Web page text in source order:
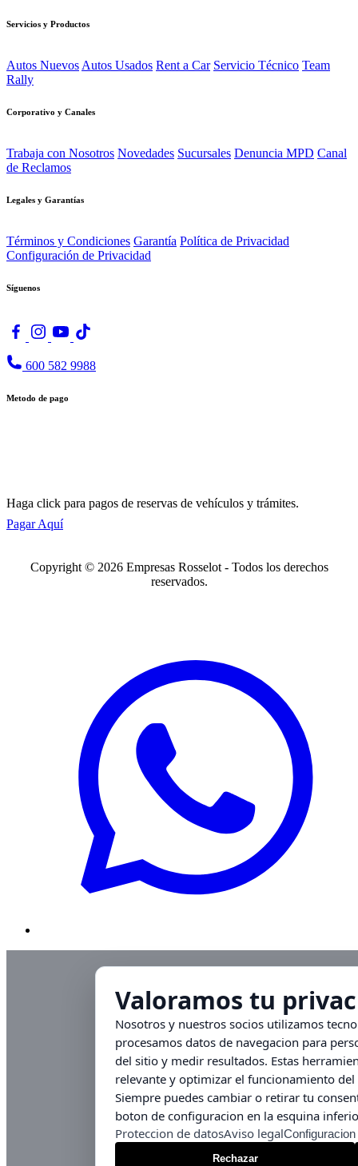
Servicios y Productos
Autos Nuevos Autos Usados Rent a Car Servicio Técnico Team
Rally
Corporativo y Canales
Trabaja con Nosotros Novedades Sucursales Denuncia MPD Canal
de Reclamos
Legales y Garantías
Términos y Condiciones Garantía Política de Privacidad
Configuración de Privacidad
Síguenos
600 582 9988
Metodo de pago
Haga click para pagos de reservas de vehículos y trámites.
Pagar Aquí
Copyright © 2026 Empresas Rosselot - Todos los derechos
reservados.
Valoramos tu
Nosotros y nuestros socios utilizamos
procesamos datos de navegacion para
del sitio y medir resultados. Estas
relevante y optimizar el funcionamiento
Siempre puedes cambiar o retirar tu
boton de configuracion en la esquina
Proteccion de datosAviso legal
Rechazar